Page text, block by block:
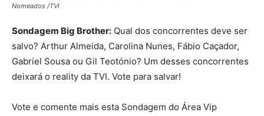
Nomeados /TVI
Sondagem Big Brother: Qual dos concorrentes deve ser
salvo? Arthur Almeida, Carolina Nunes, Fábio Caçador,
Gabriel Sousa ou Gil Teotónio? Um desses concorrentes
deixará o reality da TVI. Vote para salvar!
Vote e comente mais esta Sondagem do Área Vip